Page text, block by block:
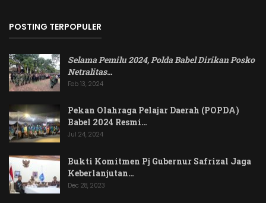
POSTING TERPOPULER
Selama Pemilu 2024, Polda Babel Dirikan Posko
Netralitas…
Feb 13, 2024
Pekan Olahraga Pelajar Daerah (POPDA)
Babel 2024 Resmi…
Jul 24, 2024
Bukti Komitmen Pj Gubernur Safrizal Jaga
Keberlanjutan…
Dec 28, 2023